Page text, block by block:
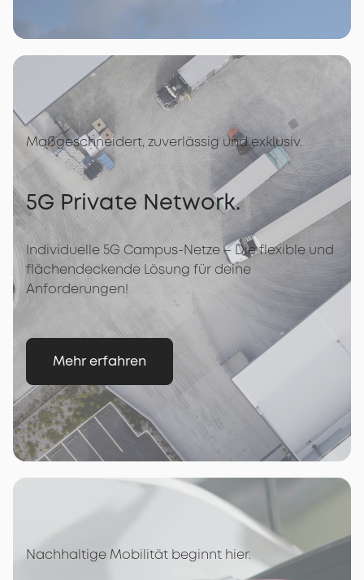
Maßgeschneidert, zuverlässig und exklusiv.
5G Private Network.
Individuelle 5G Campus-Netze – Die flexible und
flächendeckende Lösung für deine
Anforderungen!
Mehr erfahren
Nachhaltige Mobilität beginnt hier.